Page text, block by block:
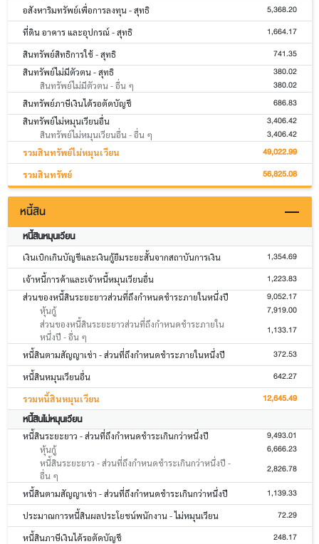
อสังหาริมทรัพย์เพื่อการลงทุน - สุทธิ 5,368.20
ที่ดิน อาคาร และอุปกรณ์ - สุทธิ 1,664.17
สินทรัพย์สิทธิการใช้ - สุทธิ 741.35
สินทรัพย์ไม่มีตัวตน - สุทธิ 380.02
สินทรัพย์ไม่มีตัวตน - อื่น ๆ 380.02
สินทรัพย์ภาษีเงินได้รอตัดบัญชี 686.83
สินทรัพย์ไม่หมุนเวียนอื่น 3,406.42
สินทรัพย์ไม่หมุนเวียนอื่น - อื่น ๆ 3,406.42
รวมสินทรัพย์ไม่หมุนเวียน 49,022.99
รวมสินทรัพย์ 56,825.08
หนี้สิน
หนี้สินหมุนเวียน
เงินเบิกเกินบัญชีและเงินกู้ยืมระยะสั้นจากสถาบันการเงิน 1,354.69
เจ้าหนี้การค้าและเจ้าหนี้หมุนเวียนอื่น 1,223.83
ส่วนของหนี้สินระยะยาวส่วนที่ถึงกำหนดชำระภายในหนึ่งปี 9,052.17
หุ้นกู้ 7,919.00
ส่วนของหนี้สินระยะยาวส่วนที่ถึงกำหนดชำระภายใน
หนึ่งปี - อื่น ๆ
1,133.17
หนี้สินตามสัญญาเช่า - ส่วนที่ถึงกำหนดชำระภายในหนึ่งปี 372.53
หนี้สินหมุนเวียนอื่น 642.27
รวมหนี้สินหมุนเวียน 12,645.49
หนี้สินไม่หมุนเวียน
หนี้สินระยะยาว - ส่วนที่ถึงกำหนดชำระเกินกว่าหนึ่งปี 9,493.01
หุ้นกู้ 6,666.23
หนี้สินระยะยาว - ส่วนที่ถึงกำหนดชำระเกินกว่าหนึ่งปี -
อื่น ๆ
2,826.78
หนี้สินตามสัญญาเช่า - ส่วนที่ถึงกำหนดชำระเกินกว่าหนึ่งปี 1,139.33
ประมาณการหนี้สินผลประโยชน์พนักงาน - ไม่หมุนเวียน 72.29
หนี้สินภาษีเงินได้รอตัดบัญชี 248.17